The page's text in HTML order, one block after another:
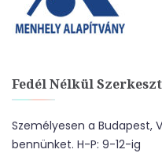
Fedél Nélkül
Személyesen a Budapest,
bennünket. H-P: 9-12-ig